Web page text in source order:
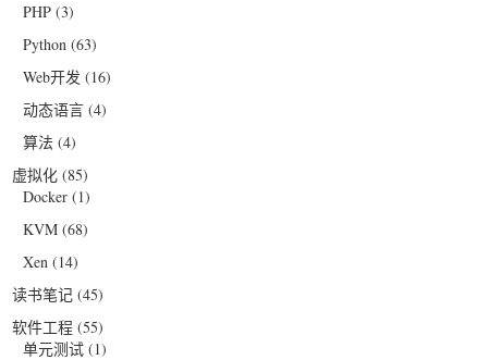
PHP (3)
Python (63)
Web开发 (16)
动态语言 (4)
算法 (4)
虚拟化 (85)
Docker (1)
KVM (68)
Xen (14)
读书笔记 (45)
软件工程 (55)
单元测试 (1)